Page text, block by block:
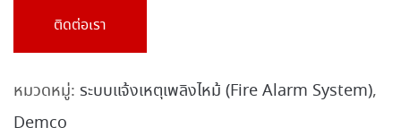
ติดต่อเรา
หมวดหมู่: ระบบแจ้งเหตุเพลิงไหม้ (Fire Alarm System),
Demco